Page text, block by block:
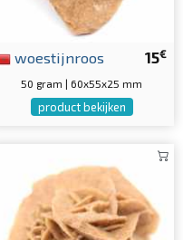
15€
woestijnroos
50 gram | 60x55x25 mm
product bekijken